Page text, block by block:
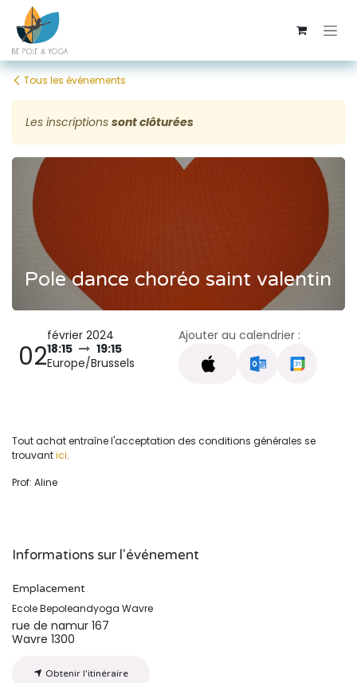
Se rendre au contenu
Tous les événements
Les inscriptions sont clôturées
Pole dance choréo saint valentin
02
février 2024
18:15
19:15
Europe/Brussels
Ajouter au calendrier :
Tout achat entraîne l'acceptation des conditions générales se
trouvantici.
Prof: Aline
Informations sur l'événement
Emplacement
Ecole Bepoleandyoga Wavre
rue de namur 167
Wavre 1300
Obtenir l'itinéraire